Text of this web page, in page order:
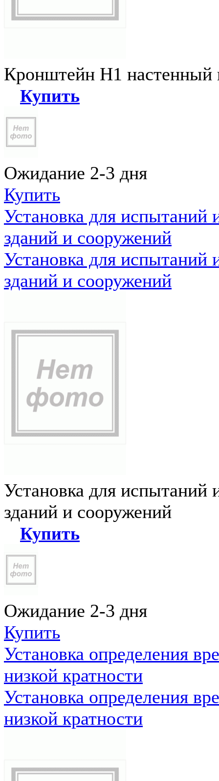
Кронштейн Н1
Купить
Ожидание 2-3 дня
Купить
Установка для испытаний
зданий и сооружений
Установка для испытаний
зданий и сооружений
Установка для испытаний
зданий и сооружений
Купить
Ожидание 2-3 дня
Купить
Установка определения
низкой кратности
Установка определения
низкой кратности